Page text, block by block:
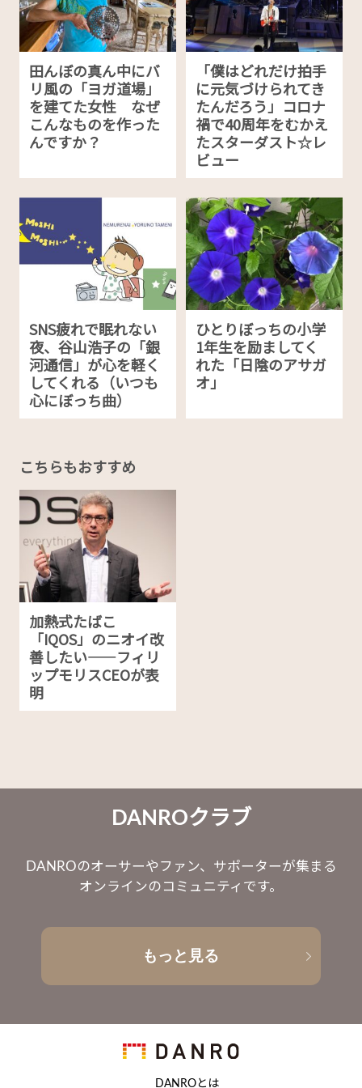
田んぼの真ん中にバ
リ風の「ヨガ道場」
を建てた女性 なぜ
こんなものを作った
んですか？
「僕はどれだけ拍手
に元気づけられてき
たんだろう」コロナ
禍で40周年をむかえ
たスターダスト☆レ
ビュー
SNS疲れで眠れない
夜、谷山浩子の「銀
河通信」が心を軽く
してくれる（いつも
心にぼっち曲）
ひとりぼっちの小学
1年生を励ましてく
れた「日陰のアサガ
オ」
こちらもおすすめ
加熱式たばこ
「IQOS」のニオイ改
善したい――フィリ
ップモリスCEOが表
明
DANROクラブ
DANROのオーサーやファン、サポーターが集まる
オンラインのコミュニティです。
もっと見る
DANROとは